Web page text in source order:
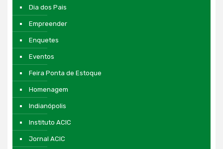
Dia dos Pais
Empreender
Enquetes
Eventos
Feira Ponta de Estoque
Homenagem
Indianópolis
Instituto ACIC
Jornal ACIC